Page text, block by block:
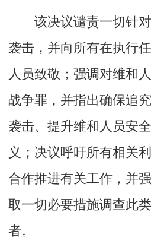
该决议谴责一切针对
袭击，并向所有在执行
人员致敬；强调对维和
战争罪，并指出确保追
袭击、提升维和人员安
义；决议呼吁所有相关
合作推进有关工作，并
取一切必要措施调查此
者。